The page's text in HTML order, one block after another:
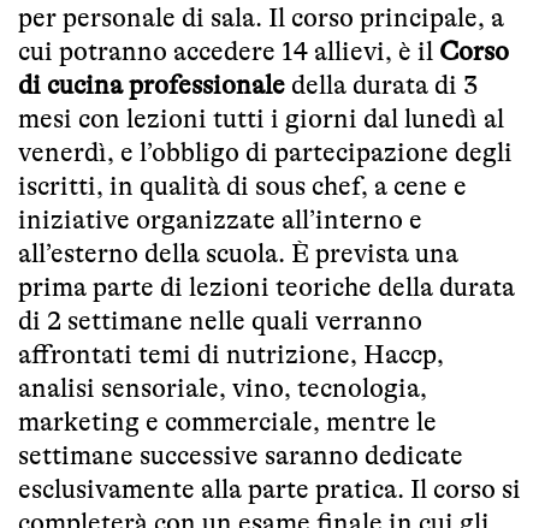
per personale di sala. Il corso principale, a
cui potranno accedere 14 allievi, è il Corso
di cucina professionale della durata di 3
mesi con lezioni tutti i giorni dal lunedì al
venerdì, e l’obbligo di partecipazione degli
iscritti, in qualità di sous chef, a cene e
iniziative organizzate all’interno e
all’esterno della scuola. È prevista una
prima parte di lezioni teoriche della durata
di 2 settimane nelle quali verranno
affrontati temi di nutrizione, Haccp,
analisi sensoriale, vino, tecnologia,
marketing e commerciale, mentre le
settimane successive saranno dedicate
esclusivamente alla parte pratica. Il corso si